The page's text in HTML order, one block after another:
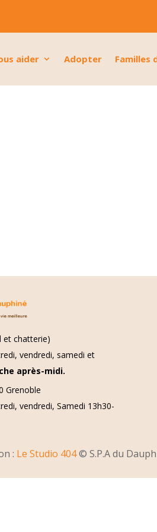
aider Adopter Familles
et chatterie)
vendredi, samedi et
après-midi.
Grenoble
vendredi, Samedi 13h30-
: Le Studio 404 © S.P.A du